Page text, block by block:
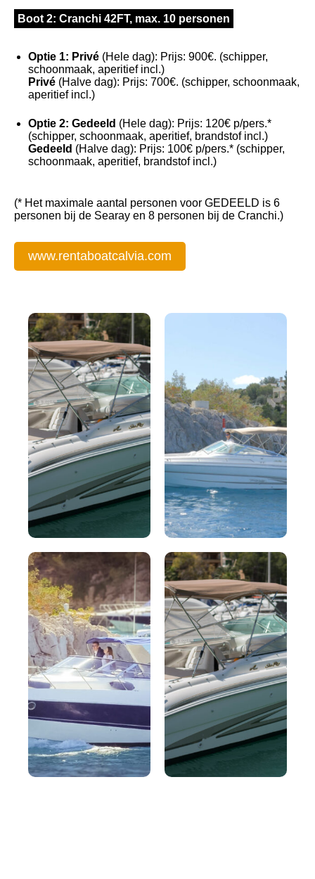
Boot 2: Cranchi 42FT, max. 10 personen
Optie 1: Privé (Hele dag): Prijs: 900€. (schipper,
schoonmaak, aperitief incl.)
Privé (Halve dag): Prijs: 700€. (schipper, schoonmaak,
aperitief incl.)
Optie 2: Gedeeld (Hele dag): Prijs: 120€ p/pers.*
(schipper, schoonmaak, aperitief, brandstof incl.)
Gedeeld (Halve dag): Prijs: 100€ p/pers.* (schipper,
schoonmaak, aperitief, brandstof incl.)
(* Het maximale aantal personen voor GEDEELD is 6
personen bij de Searay en 8 personen bij de Cranchi.)
www.rentaboatcalvia.com